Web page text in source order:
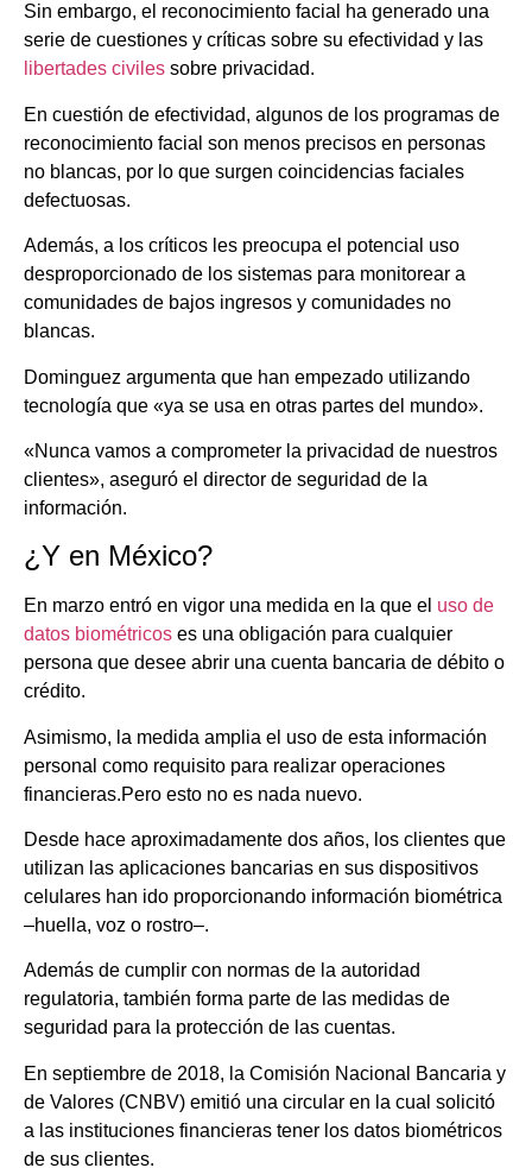
Sin embargo, el reconocimiento facial ha generado una
serie de cuestiones y críticas sobre su efectividad y las
libertades civiles sobre privacidad.
En cuestión de efectividad, algunos de los programas de
reconocimiento facial son menos precisos en personas
no blancas, por lo que surgen coincidencias faciales
defectuosas.
Además, a los críticos les preocupa el potencial uso
desproporcionado de los sistemas para monitorear a
comunidades de bajos ingresos y comunidades no
blancas.
Dominguez argumenta que han empezado utilizando
tecnología que «ya se usa en otras partes del mundo».
«Nunca vamos a comprometer la privacidad de nuestros
clientes», aseguró el director de seguridad de la
información.
¿Y en México?
En marzo entró en vigor una medida en la que el uso de
datos biométricos es una obligación para cualquier
persona que desee abrir una cuenta bancaria de débito o
crédito.
Asimismo, la medida amplia el uso de esta información
personal como requisito para realizar operaciones
financieras.Pero esto no es nada nuevo.
Desde hace aproximadamente dos años, los clientes que
utilizan las aplicaciones bancarias en sus dispositivos
celulares han ido proporcionando información biométrica
–huella, voz o rostro–.
Además de cumplir con normas de la autoridad
regulatoria, también forma parte de las medidas de
seguridad para la protección de las cuentas.
En septiembre de 2018, la Comisión Nacional Bancaria y
de Valores (CNBV) emitió una circular en la cual solicitó
a las instituciones financieras tener los datos biométricos
de sus clientes.